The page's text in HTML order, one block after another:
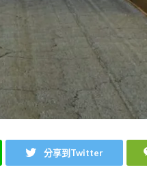
分享到Twitter